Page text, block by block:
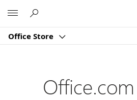
Office Store